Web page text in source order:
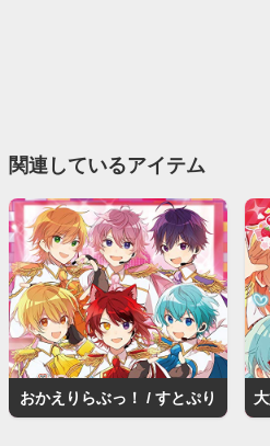
関連しているアイテム
おかえりらぶっ！ / すとぷり